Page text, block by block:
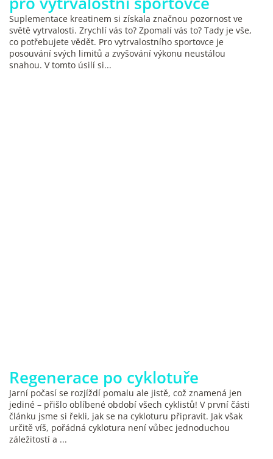
Suplementace kreatinem si získala značnou pozornost ve
světě vytrvalosti. Zrychlí vás to? Zpomalí vás to? Tady je vše,
co potřebujete vědět. Pro vytrvalostního sportovce je
posouvání svých limitů a zvyšování výkonu neustálou
snahou. V tomto úsilí si...
Regenerace po cyklotuře
Jarní počasí se rozjíždí pomalu ale jistě, což znamená jen
jediné – přišlo oblíbené období všech cyklistů! V první části
článku jsme si řekli, jak se na cykloturu připravit. Jak však
určitě víš, pořádná cyklotura není vůbec jednoduchou
záležitostí a ...